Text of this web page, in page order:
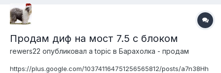
Продам диф на мост 7.5 с блоком
rewers22 опубликовал a topic в Барахолка - продам
https://plus.google.com/103741164751256565812/posts/a7n38Hh